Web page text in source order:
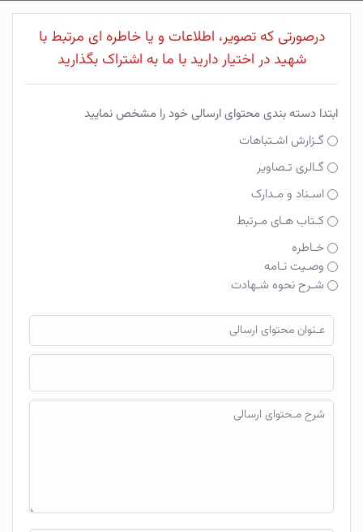
درصورتی که تصویر، اطلاعات و یا خاطره ای مرتبط با
شهید در اختیار دارید با ما به اشتراک بگذارید
ابتدا دسته بندی محتوای ارسالی خود را مشخص نمایید
گـزارش اشـتباهات
گـالری تـصاویر
اسـناد و مـدارک
کـتاب هـای مـرتبط
خـاطره
وصـیت نـامه
شـرح نحوه شـهادت
فایل محتوای ارسالی